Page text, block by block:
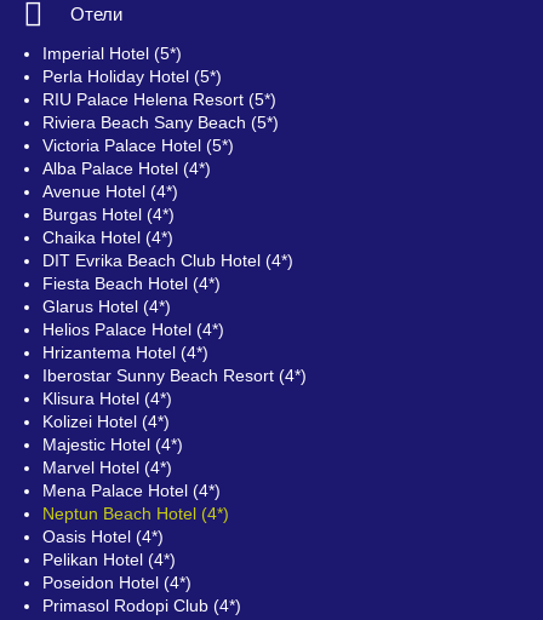
Отели
Imperial Hotel (5*)
Perla Holiday Hotel (5*)
RIU Palace Helena Resort (5*)
Riviera Beach Sany Beach (5*)
Victoria Palace Hotel (5*)
Alba Palace Hotel (4*)
Avenue Hotel (4*)
Burgas Hotel (4*)
Chaika Hotel (4*)
DIT Evrika Beach Club Hotel (4*)
Fiesta Beach Hotel (4*)
Glarus Hotel (4*)
Helios Palace Hotel (4*)
Hrizantema Hotel (4*)
Iberostar Sunny Beach Resort (4*)
Klisura Hotel (4*)
Kolizei Hotel (4*)
Majestic Hotel (4*)
Marvel Hotel (4*)
Mena Palace Hotel (4*)
Neptun Beach Hotel (4*)
Oasis Hotel (4*)
Pelikan Hotel (4*)
Poseidon Hotel (4*)
Primasol Rodopi Club (4*)